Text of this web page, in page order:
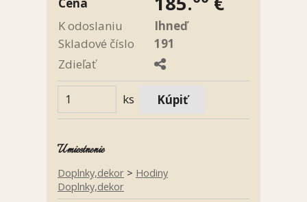
K odoslaniu
Ihneď
Skladové číslo
191
Zdieľať
ks
Umiestnenie
Doplnky,dekor > Hodiny
Doplnky,dekor